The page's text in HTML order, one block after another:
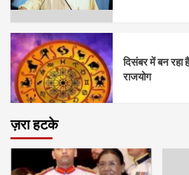
दिसंबर में बन रहा
राजयोग
ज़रा हटके